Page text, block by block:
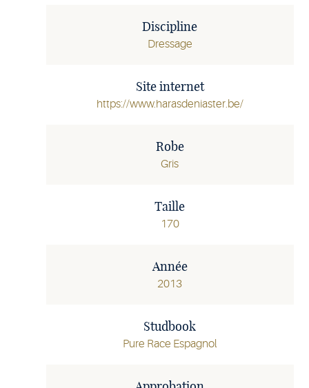
Discipline
Dressage
Site internet
https://www.harasdeniaster.be/
Robe
Gris
Taille
170
Année
2013
Studbook
Pure Race Espagnol